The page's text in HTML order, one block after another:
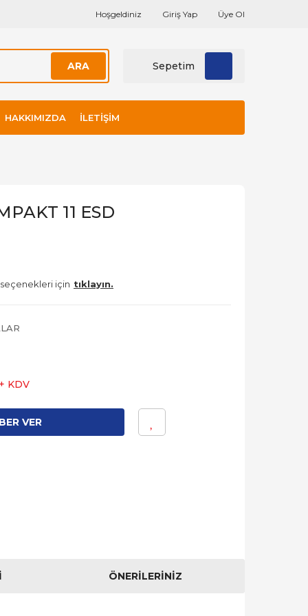
Hoşgeldiniz Giriş Yap Üye Ol
ARA Sepetim
HAKKIMIZDA İLETIŞIM
11 ESD
için tıklayın.
KDV
VER
ÖNERILERINIZ